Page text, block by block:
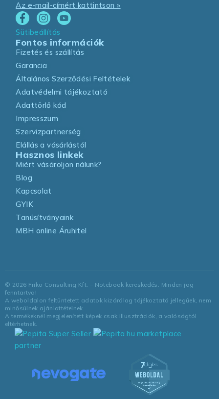
Az e-mail-címért kattintson »
Sütibeállítás
Fontos információk
Fizetés és szállítás
Garancia
Általános Szerződési Feltételek
Adatvédelmi tájékoztató
Adattörlő kód
Impresszum
Szervizpartnerség
Elállás a vásárlástól
Hasznos linkek
Miért vásároljon nálunk?
Blog
Kapcsolat
GYIK
Tanúsítványaink
MBH online Áruhitel
© 2026 Friko Consulting Kft. – Notebook kereskedés. Minden jog
fenntartva!
A weboldalon feltüntetett adatok kizárólag tájékoztató jellegűek, nem
minősülnek ajánlattételnek.
A termékeknél megjelenített képek csak illusztrációk, a valóságtól
eltérhetnek.
marketplace
partner